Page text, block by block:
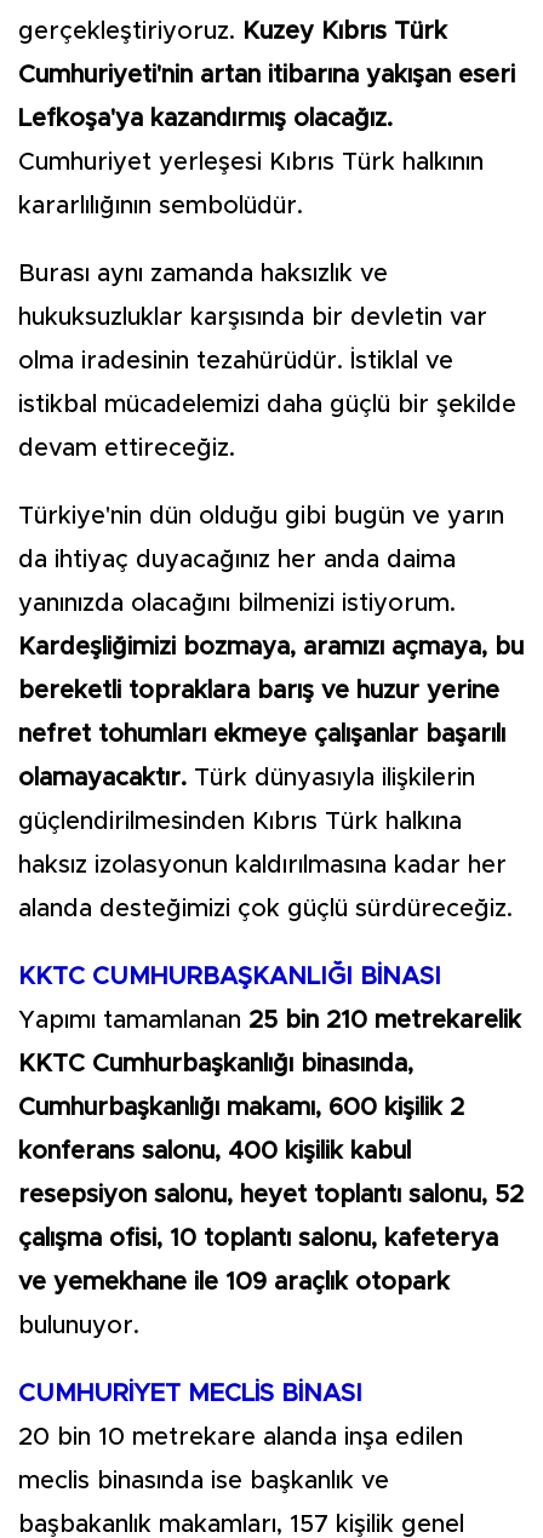
gerçekleştiriyoruz. Kuzey Kıbrıs Türk
Cumhuriyeti'nin artan itibarına yakışan eseri
Lefkoşa'ya kazandırmış olacağız.
Cumhuriyet yerleşesi Kıbrıs Türk halkının
kararlılığının sembolüdür.
Burası aynı zamanda haksızlık ve
hukuksuzluklar karşısında bir devletin var
olma iradesinin tezahürüdür. İstiklal ve
istikbal mücadelemizi daha güçlü bir şekilde
devam ettireceğiz.
Türkiye'nin dün olduğu gibi bugün ve yarın
da ihtiyaç duyacağınız her anda daima
yanınızda olacağını bilmenizi istiyorum.
Kardeşliğimizi bozmaya, aramızı açmaya, bu
bereketli topraklara barış ve huzur yerine
nefret tohumları ekmeye çalışanlar başarılı
olamayacaktır. Türk dünyasıyla ilişkilerin
güçlendirilmesinden Kıbrıs Türk halkına
haksız izolasyonun kaldırılmasına kadar her
alanda desteğimizi çok güçlü sürdüreceğiz.
KKTC CUMHURBAŞKANLIĞI BİNASI
Yapımı tamamlanan 25 bin 210 metrekarelik
KKTC Cumhurbaşkanlığı binasında,
Cumhurbaşkanlığı makamı, 600 kişilik 2
konferans salonu, 400 kişilik kabul
resepsiyon salonu, heyet toplantı salonu, 52
çalışma ofisi, 10 toplantı salonu, kafeterya
ve yemekhane ile 109 araçlık otopark
bulunuyor.
CUMHURİYET MECLİS BİNASI
20 bin 10 metrekare alanda inşa edilen
meclis binasında ise başkanlık ve
başbakanlık makamları, 157 kişilik genel